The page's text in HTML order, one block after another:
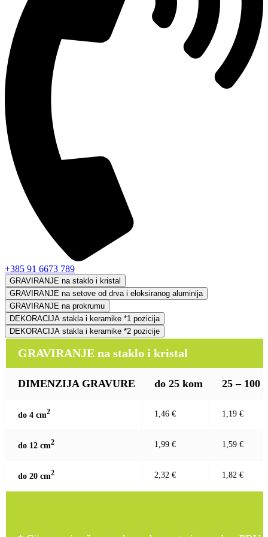
+385 91 6673 789
GRAVIRANJE na staklo i kristal
GRAVIRANJE na setove od drva i eloksiranog aluminija
GRAVIRANJE na prokrumu
DEKORACIJA stakla i keramike *1 pozicija
DEKORACIJA stakla i keramike *2 pozicije
GRAVIRANJE na staklo i kristal
DIMENZIJA GRAVURE do 25 kom 25 – 100
do 4 cm2 1,46 € 1,19 €
do 12 cm2 1,99 € 1,59 €
do 20 cm2 2,32 € 1,82 €